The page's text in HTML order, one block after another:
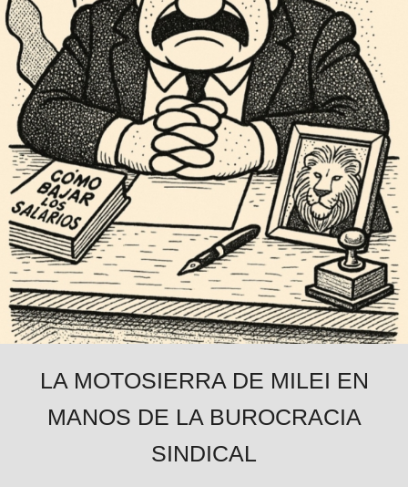
LA MOTOSIERRA DE MILEI EN
MANOS DE LA BUROCRACIA
SINDICAL